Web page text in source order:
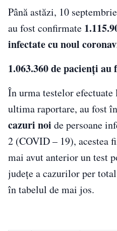
Până astăzi, 10
au fost confirmate
infectate cu noul
1.063.360 de pacienți
În urma testelor
ultima raportare, au fost
cazuri noi de persoane
2 (COVID – 19), acestea
mai avut anterior un test
județe a cazurilor per
în tabelul de mai jos.